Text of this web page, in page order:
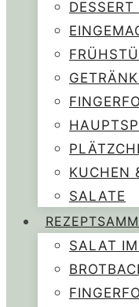
KUCHEN
SALATE
SALAT